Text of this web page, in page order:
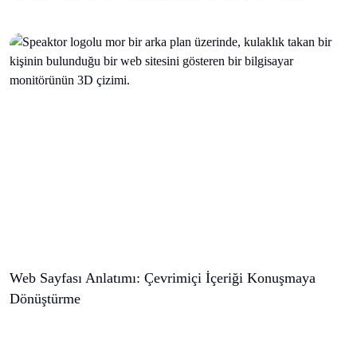
Web Sayfası Anlatımı: Çevrimiçi İçeriği Konuşmaya
Dönüştürme